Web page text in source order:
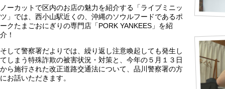
ノーカットで区内のお店の魅力を紹介する「ライブミニッ
ツ」では、西小山駅近くの、沖縄のソウルフードであるポ
ークたまごおにぎりの専門店「PORK YANKEES」を紹
介！
そして警察署だよりでは、繰り返し注意喚起しても発生し
てしまう特殊詐欺の被害状況・対策と、今年の５月１３日
から施行された改正道路交通法について、品川警察署の方
にお話いただきます。